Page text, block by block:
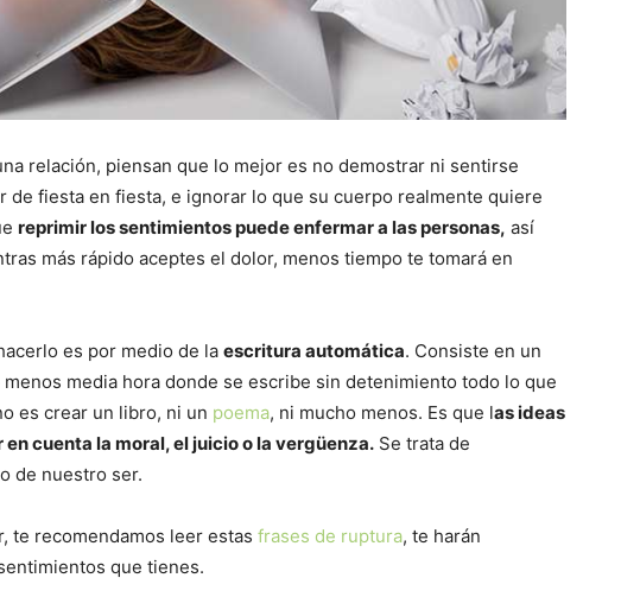
relación, piensan que lo mejor es no demostrar ni sentirse
de fiesta en fiesta, e ignorar lo que su cuerpo realmente quiere
reprimir los sentimientos puede enfermar a las personas, así
más rápido aceptes el dolor, menos tiempo te tomará en
es por medio de la escritura automática. Consiste en un
media hora donde se escribe sin detenimiento todo lo que
es crear un libro, ni un poema, ni mucho menos. Es que las ideas
cuenta la moral, el juicio o la vergüenza. Se trata de
de nuestro ser.
te recomendamos leer estas frases de ruptura, te harán
que tienes.